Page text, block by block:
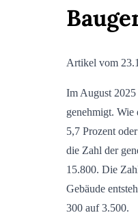
Artikel vom
Im August
genehmigt. Wie
5,7 Prozent
die Zahl der
15.800. Die
Gebäude
300 auf 3.500.